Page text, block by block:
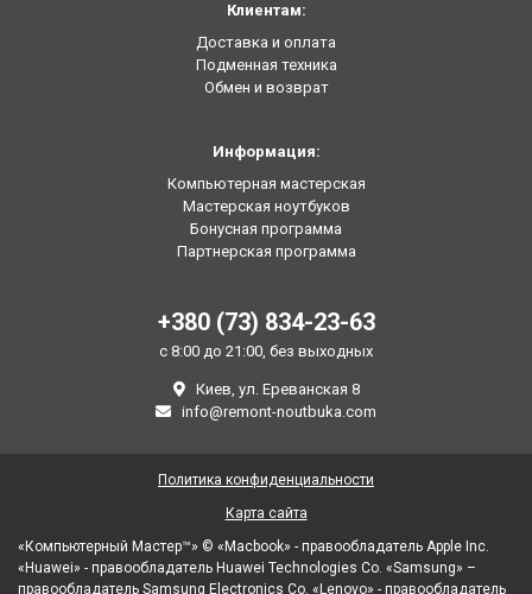
Клиентам:
Доставка и оплата
Подменная техника
Обмен и возврат
Информация:
Компьютерная мастерская
Мастерская ноутбуков
Бонусная программа
Партнерская программа
+380 (73) 834-23-63
с 8:00 до 21:00, без выходных
Киев, ул. Ереванская 8
info@remont-noutbuka.com
«Компьютерный Мастер™» © «Macbook» - правообладатель Apple Inc.
«Huawei» - правообладатель Huawei Technologies Co. «Samsung» –
правообладатель Samsung Electronics Co. «Lenovo» - правообладатель
Политика конфиденциальности
Карта сайта